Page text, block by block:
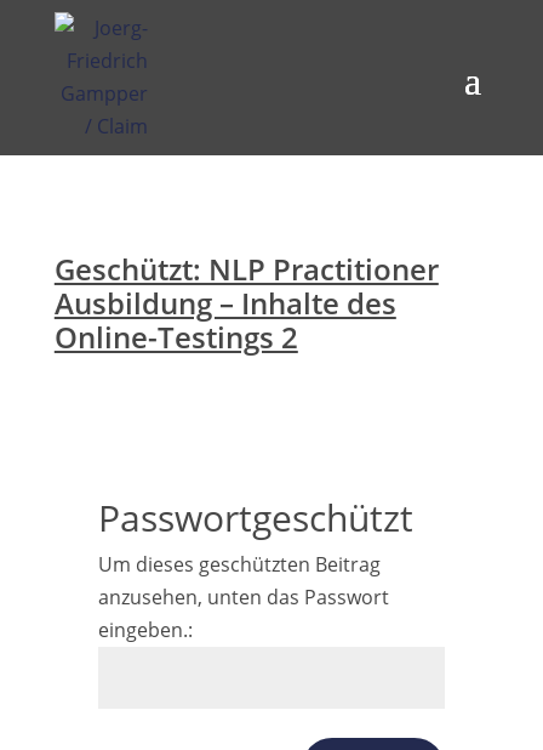
Geschützt: NLP Practitioner
Ausbildung – Inhalte des
Online-Testings 2
Passwortgeschützt
Um dieses geschützten Beitrag
anzusehen, unten das Passwort
eingeben.: